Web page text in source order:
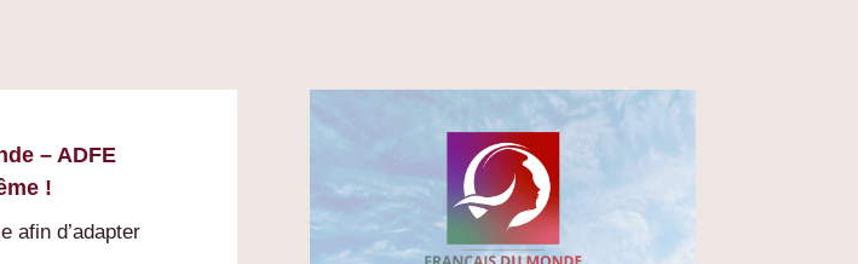
– ADFE
!
afin d’adapter